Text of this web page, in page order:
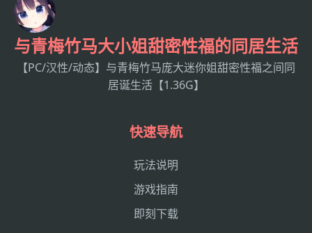
与青梅竹马大小姐甜密性福的同居生活
【PC/汉性/动态】与青梅竹马庞大迷你姐甜密性福之间同
居诞生活【1.36G】
快速导航
玩法说明
游戏指南
即刻下载